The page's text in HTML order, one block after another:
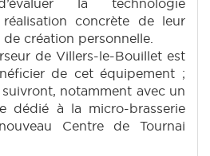
la technologie
concrète de leur
création personnelle.
de Villers-le-Bouillet est
de cet équipement ;
notamment avec un
dédié à la micro-brasserie
Centre de Tournai